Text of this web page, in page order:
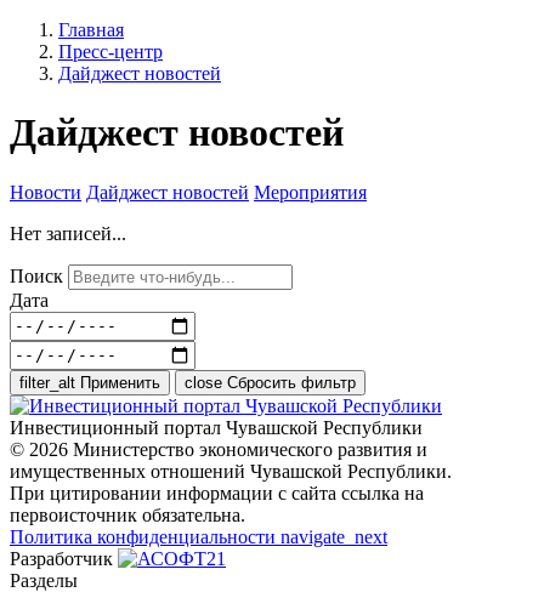
Главная
Пресс-центр
Дайджест новостей
Дайджест новостей
Новости Дайджест новостей Мероприятия
Нет записей...
Поиск
Дата
filter_alt Применить close Сбросить фильтр
Инвестиционный портал Чувашской Республики
© 2026 Министерство экономического развития и
имущественных отношений Чувашской Республики.
При цитировании информации с сайта ссылка на
первоисточник обязательна.
Политика конфиденциальности navigate_next
Разработчик
Разделы